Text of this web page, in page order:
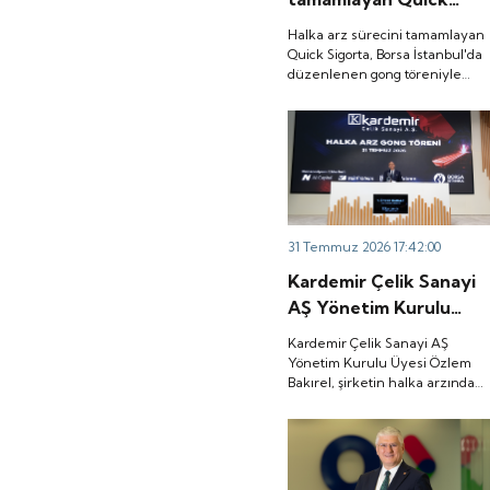
Sigorta, Borsa
İstanbul'da düzenlenen
gong töreniyle 'QUICK'
başladı.
Halka arz sürecini tamamlayan
Quick Sigorta, Borsa İstanbul'da
düzenlenen gong töreniyle
başladı.
31 Temmuz 2026 17:42:00
Kardemir Çelik Sanayi
AŞ Yönetim Kurulu
Üyesi Özlem Bakırel,
şirketin halka arzından
elde edilecek kaynağın
sermayesi ile ham
madde tedarikinin
Kardemir Çelik Sanayi AŞ
Yönetim Kurulu Üyesi Özlem
Bakırel, şirketin halka arzından
90'ını işletme sermayesi ile ham
madde tedarikinin
finansmanında kullanacaklarını
belirtti.